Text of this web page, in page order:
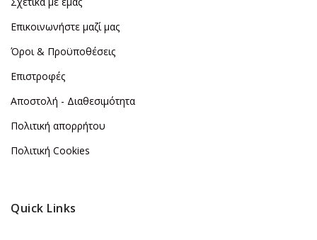
Επικοινωνήστε μαζί μας
Όροι & Προϋποθέσεις
Επιστροφές
Αποστολή - Διαθεσιμότητα
Πολιτική απορρήτου
Πολιτική Cookies
Quick Links